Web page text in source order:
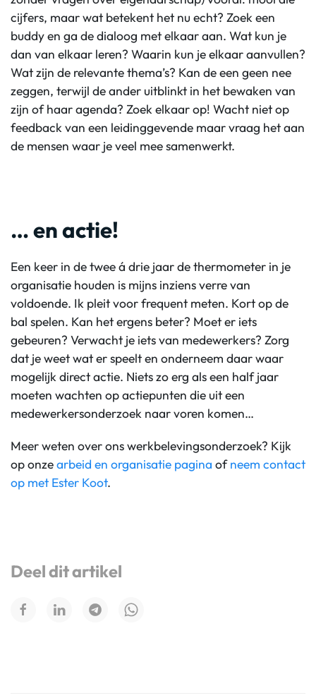
cijfers, maar wat betekent het nu echt? Zoek een
buddy en ga de dialoog met elkaar aan. Wat kun je
dan van elkaar leren? Waarin kun je elkaar aanvullen?
Wat zijn de relevante thema’s? Kan de een geen nee
zeggen, terwijl de ander uitblinkt in het bewaken van
zijn of haar agenda? Zoek elkaar op! Wacht niet op
feedback van een leidinggevende maar vraag het aan
de mensen waar je veel mee samenwerkt.
… en actie!
Een keer in de twee á drie jaar de thermometer in je
organisatie houden is mijns inziens verre van
voldoende. Ik pleit voor frequent meten. Kort op de
bal spelen. Kan het ergens beter? Moet er iets
gebeuren? Verwacht je iets van medewerkers? Zorg
dat je weet wat er speelt en onderneem daar waar
mogelijk direct actie. Niets zo erg als een half jaar
moeten wachten op actiepunten die uit een
medewerkersonderzoek naar voren komen…
Meer weten over ons werkbelevingsonderzoek? Kijk
op onzearbeid en organisatie pagina ofneem contact
op met Ester Koot.
Deel dit artikel